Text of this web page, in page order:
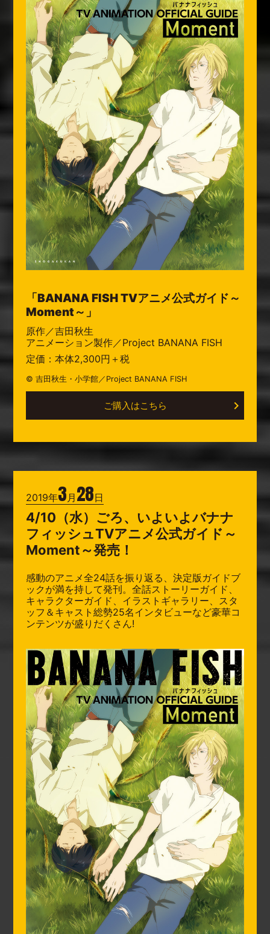
「BANANA FISH TVアニメ公式ガイド～
Moment～」
原作／吉田秋生
アニメーション製作／Project BANANA FISH
定価：本体2,300円＋税
© 吉田秋生・小学館／Project BANANA FISH
ご購入はこちら
2019年3月 28日
4/10（水）ごろ、いよいよバナナ
フィッシュTVアニメ公式ガイド～
Moment～発売！
感動のアニメ全24話を振り返る、決定版ガイドブ
ックが満を持して発刊。全話ストーリーガイド、
キャラクターガイド、イラストギャラリー、スタ
ッフ＆キャスト総勢25名インタビューなど豪華コ
ンテンツが盛りだくさん!